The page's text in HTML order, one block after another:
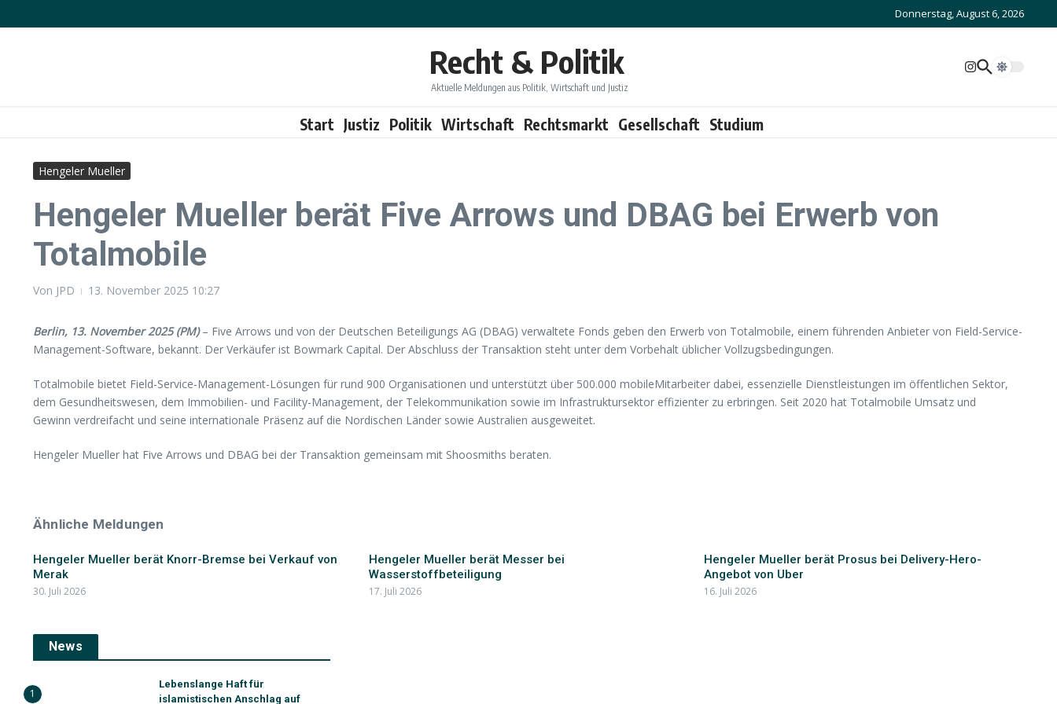
Donnerstag, August 6, 2026
Recht & Politik
Aktuelle Meldungen aus Politik, Wirtschaft und Justiz
Start Justiz Politik Wirtschaft Rechtsmarkt Gesellschaft Studium
Hengeler Mueller
Hengeler Mueller berät Five Arrows und DBAG bei Erwerb von
Totalmobile
Von JPD 13. November 2025 10:27
Berlin, 13. November 2025 (PM)– Five Arrows und von der Deutschen Beteiligungs AG (DBAG) verwaltete Fonds geben den Erwerb von Totalmobile, einem führenden Anbieter von Field-Service-
Management-Software, bekannt. Der Verkäufer ist Bowmark Capital. Der Abschluss der Transaktion steht unter dem Vorbehalt üblicher Vollzugsbedingungen.
Totalmobile bietet Field-Service-Management-Lösungen für rund 900 Organisationen und unterstützt über 500.000 mobileMitarbeiter dabei, essenzielle Dienstleistungen im öffentlichen Sektor,
dem Gesundheitswesen, dem Immobilien- und Facility-Management, der Telekommunikation sowie im Infrastruktursektor effizienter zu erbringen. Seit 2020 hat Totalmobile Umsatz und
Gewinn verdreifacht und seine internationale Präsenz auf die Nordischen Länder sowie Australien ausgeweitet.
Hengeler Mueller hat Five Arrows und DBAG bei der Transaktion gemeinsam mit Shoosmiths beraten.
Ähnliche Meldungen
Hengeler Mueller berät Knorr-Bremse bei Verkauf von
Merak
30. Juli 2026
Hengeler Mueller berät Messer bei
Wasserstoffbeteiligung
17. Juli 2026
Hengeler Mueller berät Prosus bei Delivery-Hero-
Angebot von Uber
16. Juli 2026
News
1
Lebenslange Haft für
islamistischen Anschlag auf